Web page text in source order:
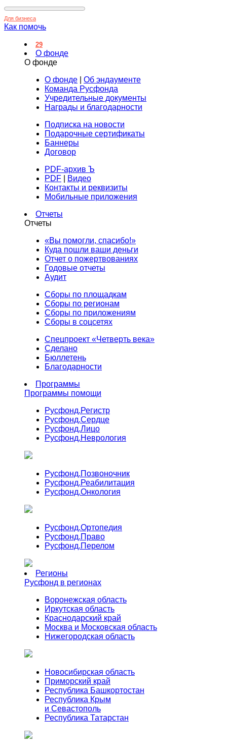
Для бизнеса
Как помочь
29
О фонде
О фонде
О фонде
Об эндаументе
Команда Русфонда
Учредительные документы
Награды и благодарности
Подписка на новости
Подарочные сертификаты
Баннеры
Договор
PDF-архив Ъ
PDF
Видео
Контакты и реквизиты
Мобильные приложения
Отчеты
Отчеты
«Вы помогли, спасибо!»
Куда пошли ваши деньги
Отчет о пожертвованиях
Годовые отчеты
Аудит
Сборы по площадкам
Сборы по регионам
Сборы по приложениям
Сборы в соцсетях
Спецпроект «Четверть века»
Сделано
Бюллетень
Благодарности
Программы
Программы помощи
Русфонд.Регистр
Русфонд.Сердце
Русфонд.Лицо
Русфонд.Неврология
Русфонд.Позвоночник
Русфонд.Реабилитация
Русфонд.Онкология
Русфонд.Ортопедия
Русфонд.Право
Русфонд.Перелом
Регионы
Русфонд в регионах
Воронежская область
Иркутская область
Краснодарский край
Москва и Московская область
Нижегородская область
Новосибирская область
Приморский край
Республика Башкортостан
Республика Крым
и Севастополь
Республика Татарстан